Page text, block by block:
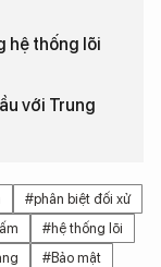
hệ thống lõi
với Trung
#phân biệt đối xử
#hệ thống lõi
#Bảo mật